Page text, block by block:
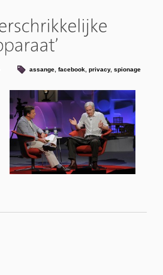
assange facebook privacy, spionage